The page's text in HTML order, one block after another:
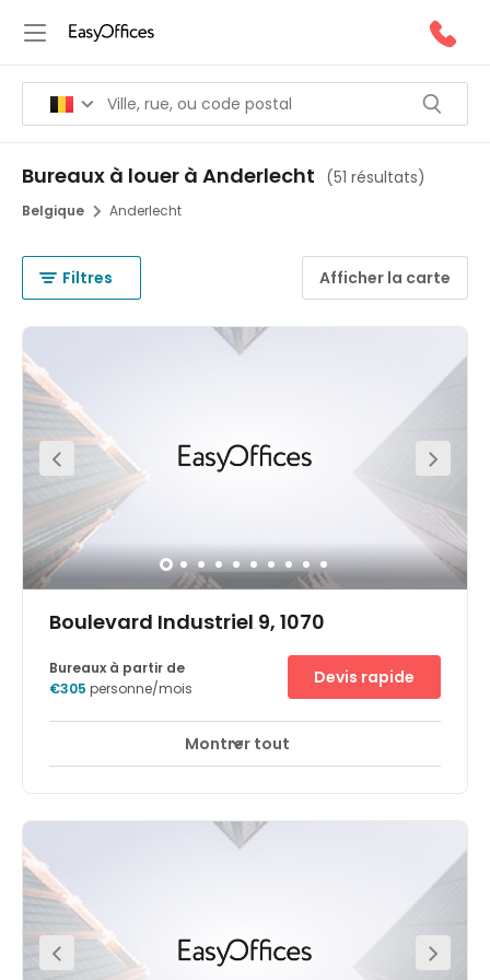
Bureaux à louer à Anderlecht (51 résultats)
Belgique Anderlecht
Filtres Afficher la carte
Boulevard Industriel 9, 1070
Centre-ville
Based in a spectacular new development for Anderlecht
– Boulevard Industriel 9 – City Dox takes modernity and
hire meeting and conference rooms at your convenience.
They're all spacious, and with floor-to-ceiling windows,
streams of natural light fill the rooms while you work in
pure comfort. And if you want even more space, spend
some time on the private terrace.City Dox is well-
Bureaux à partir de
€305 personne/mois
Devis rapide
Montrer tout